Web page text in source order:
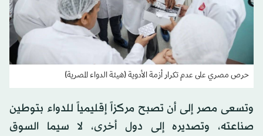
حرص مصري على عدم تكرار أزمة الأدوية (هيئة الدواء المصرية)
وتسعى مصر إلى أن تصبح مركزاً إقليمياً للدواء بتوطين
صناعته، وتصديره إلى دول أخرى، لا سيما السوق